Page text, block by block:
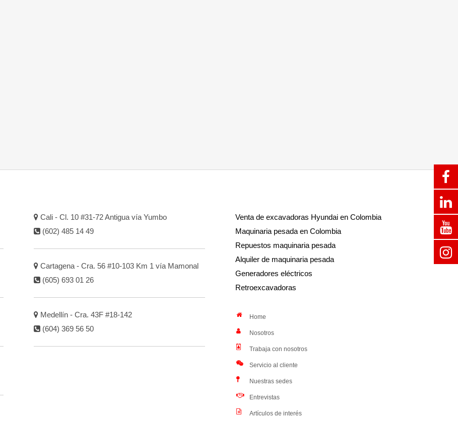
Cali - Cl. 10 #31-72 Antigua vía Yumbo
(602) 485 14 49
Cartagena - Cra. 56 #10-103 Km 1 vía Mamonal
(605) 693 01 26
Medellín - Cra. 43F #18-142
(604) 369 56 50
Venta de excavadoras Hyundai en Colombia
Maquinaria pesada en Colombia
Repuestos maquinaria pesada
Alquiler de maquinaria pesada
Generadores eléctricos
Retroexcavadoras
Home
Nosotros
Trabaja con nosotros
Servicio al cliente
Nuestras sedes
Entrevistas
Artículos de interés